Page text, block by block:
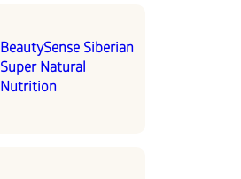
BeautySense Siberian
Super Natural
Nutrition